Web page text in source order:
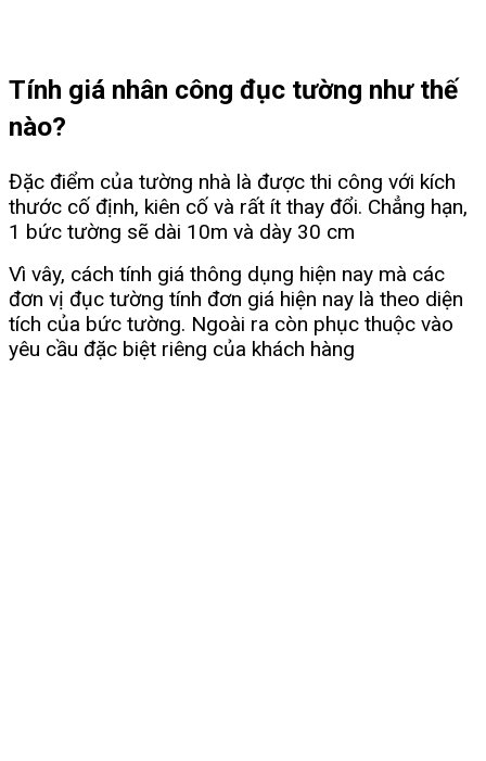
Tính giá nhân công đục tường như thế
nào?
Đặc điểm của tường nhà là được thi công với kích
thước cố định, kiên cố và rất ít thay đổi. Chẳng hạn,
1 bức tường sẽ dài 10m và dày 30 cm
Vì vây, cách tính giá thông dụng hiện nay mà các
đơn vị đục tường tính đơn giá hiện nay là theo diện
tích của bức tường. Ngoài ra còn phục thuộc vào
yêu cầu đặc biệt riêng của khách hàng